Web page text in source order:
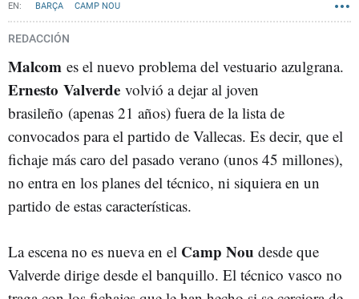
BARÇA CAMP NOU
REDACCIÓN
Malcom es el nuevo problema del vestuario azulgrana.
Ernesto Valverde volvió a dejar al joven
brasileño (apenas 21 años) fuera de la lista de
convocados para el partido de Vallecas. Es decir, que el
fichaje más caro del pasado verano (unos 45 millones),
no entra en los planes del técnico, ni siquiera en un
partido de estas características.
La escena no es nueva en el Camp Nou desde que
Valverde dirige desde el banquillo. El técnico vasco no